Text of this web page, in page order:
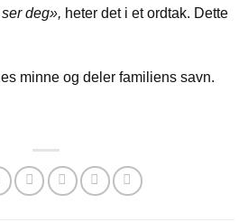
deg», heter det i et ordtak. Dette
minne og deler familiens savn.